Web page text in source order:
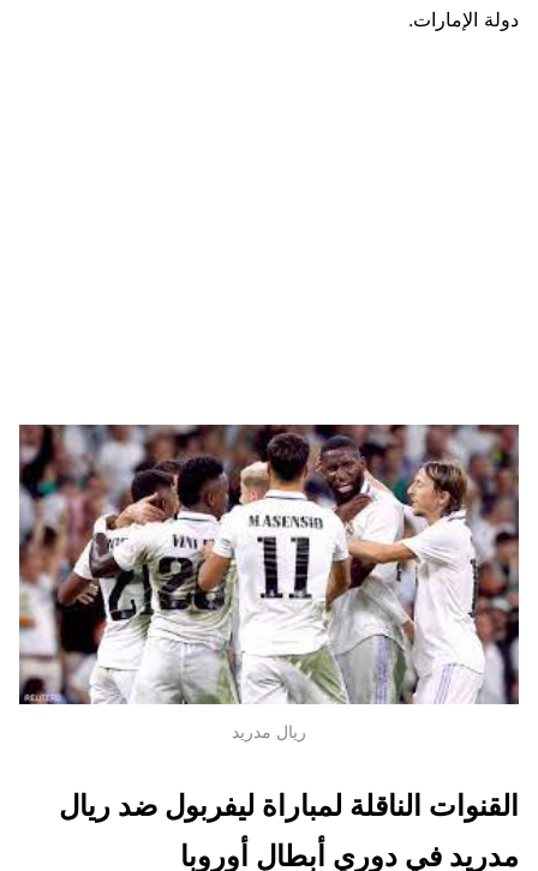
دولة الإمارات.
ريال مدريد
القنوات الناقلة لمباراة ليفربول ضد ريال
مدريد في دوري أبطال أوروبا